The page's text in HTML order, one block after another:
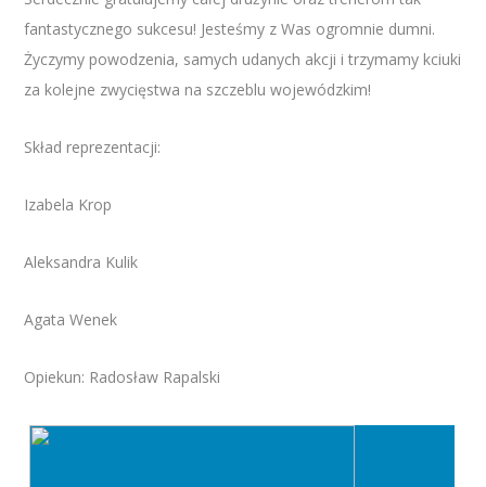
fantastycznego sukcesu! Jesteśmy z Was ogromnie dumni.
Życzymy powodzenia, samych udanych akcji i trzymamy kciuki
za kolejne zwycięstwa na szczeblu wojewódzkim!
Skład reprezentacji:
Izabela Krop
Aleksandra Kulik
Agata Wenek
Opiekun: Radosław Rapalski